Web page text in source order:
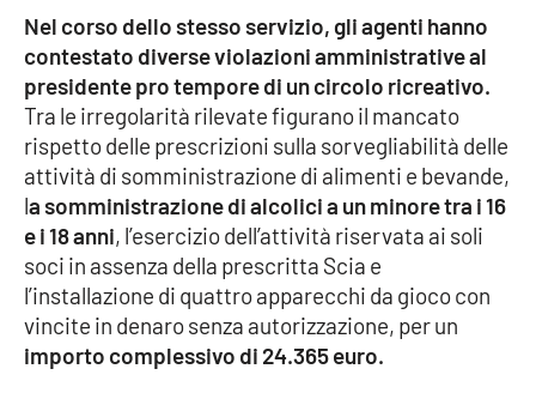
RUBRICHE
Good Morning Vietnam
Parchi Marini Calabria
Leggendo Alvaro insieme
Imprese Di Calabria
Le perfidie di Antonella Grippo
Nel corso dello stesso servizio, gli agenti hanno
contestato diverse violazioni amministrative al
presidente pro tempore di un circolo ricreativo.
Tra le irregolarità rilevate figurano il mancato
rispetto delle prescrizioni sulla sorvegliabilità delle
attività di somministrazione di alimenti e bevande,
la somministrazione di alcolici a un minore tra i 16
e i 18 anni, l’esercizio dell’attività riservata ai soli
soci in assenza della prescritta Scia e
l’installazione di quattro apparecchi da gioco con
vincite in denaro senza autorizzazione, per un
importo complessivo di 24.365 euro.